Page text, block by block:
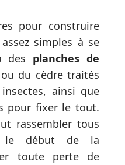
pour construire
simples à se
des planches de
du cèdre traités
ainsi que
pour fixer le tout.
rassembler tous
le début de la
toute perte de